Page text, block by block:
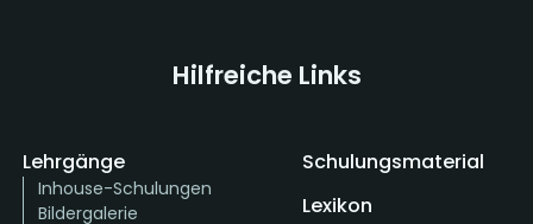
Hilfreiche Links
Lehrgänge
Inhouse-Schulungen
Bildergalerie
Schulungsmaterial
Lexikon